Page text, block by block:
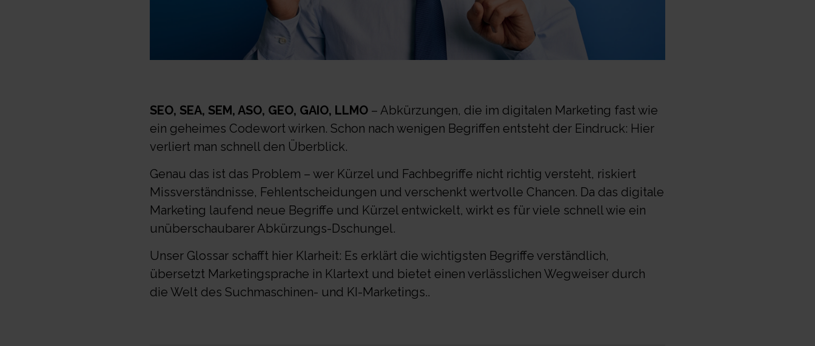
SEO, SEA, SEM, ASO, GEO, GAIO, LLMO – Abkürzungen, die im digitalen Marketing fast wie
ein geheimes Codewort wirken. Schon nach wenigen Begriffen entsteht der Eindruck: Hier
verliert man schnell den Überblick.
Genau das ist das Problem – wer Kürzel und Fachbegriffe nicht richtig versteht, riskiert
Missverständnisse, Fehlentscheidungen und verschenkt wertvolle Chancen. Da das digitale
Marketing laufend neue Begriffe und Kürzel entwickelt, wirkt es für viele schnell wie ein
unüberschaubarer Abkürzungs-Dschungel.
Unser Glossar schafft hier Klarheit: Es erklärt die wichtigsten Begriffe verständlich,
übersetzt Marketingsprache in Klartext und bietet einen verlässlichen Wegweiser durch
die Welt des Suchmaschinen- und KI-Marketings..